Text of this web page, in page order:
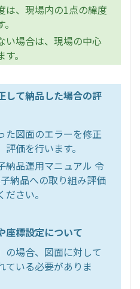
、現場内の1点の緯度
い場合は、現場の中心
。
して納品した場合の評
た図面のエラーを修正
価を行います。
納品運用マニュアル 令
納品への取り組み評価
さい。
座標設定について
の場合、図面に対して
ている必要がありま